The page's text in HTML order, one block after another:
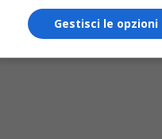
Gestisci le opzioni